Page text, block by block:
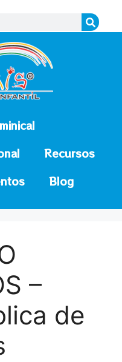
Recursos
Blog
–
de